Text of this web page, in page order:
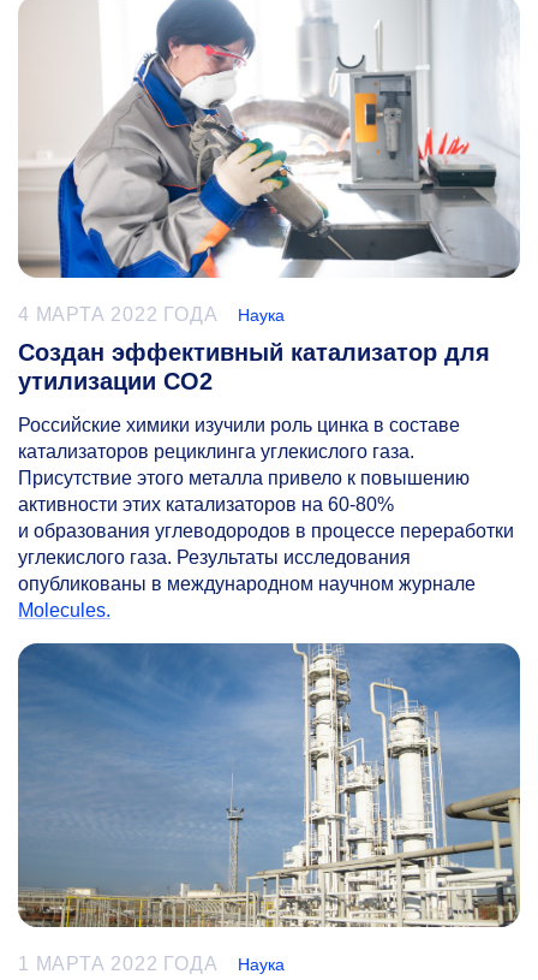
4 МАРТА 2022 ГОДА Наука
Создан эффективный катализатор для
утилизации CO2
Российские химики изучили роль цинка в составе
катализаторов рециклинга углекислого газа.
Присутствие этого металла привело к повышению
активности этих катализаторов на 60-80%
и образования углеводородов в процессе переработки
углекислого газа. Результаты исследования
опубликованы в международном научном журнале
Molecules.
1 МАРТА 2022 ГОДА Наука